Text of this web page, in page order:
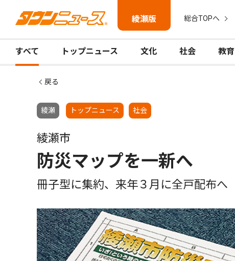
綾瀬版 総合TOPへ
すべて トップニュース 文化 社会 教育
戻る
綾瀬 トップニュース 社会
綾瀬市
防災マップを一新へ
冊子型に集約、来年３月に全戸配布へ